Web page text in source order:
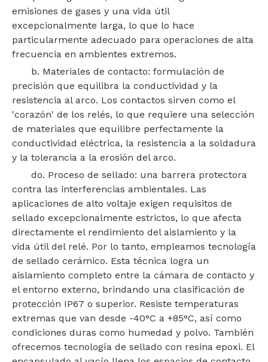
emisiones de gases y una vida útil
excepcionalmente larga, lo que lo hace
particularmente adecuado para operaciones de alta
frecuencia en ambientes extremos.
b. Materiales de contacto: formulación de
precisión que equilibra la conductividad y la
resistencia al arco. Los contactos sirven como el
'corazón' de los relés, lo que requiere una selección
de materiales que equilibre perfectamente la
conductividad eléctrica, la resistencia a la soldadura
y la tolerancia a la erosión del arco.
do. Proceso de sellado: una barrera protectora
contra las interferencias ambientales. Las
aplicaciones de alto voltaje exigen requisitos de
sellado excepcionalmente estrictos, lo que afecta
directamente el rendimiento del aislamiento y la
vida útil del relé. Por lo tanto, empleamos tecnología
de sellado cerámico. Esta técnica logra un
aislamiento completo entre la cámara de contacto y
el entorno externo, brindando una clasificación de
protección IP67 o superior. Resiste temperaturas
extremas que van desde -40°C a +85°C, así como
condiciones duras como humedad y polvo. También
ofrecemos tecnología de sellado con resina epoxi. El